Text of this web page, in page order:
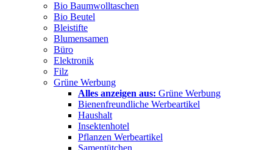
Bio Baumwolltaschen
Bio Beutel
Bleistifte
Blumensamen
Büro
Elektronik
Filz
Grüne Werbung
Alles anzeigen aus: Grüne Werbung
Bienenfreundliche Werbeartikel
Haushalt
Insektenhotel
Pflanzen Werbeartikel
Samentütchen